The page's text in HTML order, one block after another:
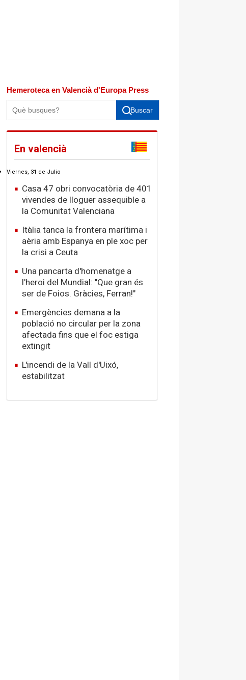
Hemeroteca en Valencià d'Europa Press
Buscar
En valencià
Viernes, 31 de Julio
Casa 47 obri convocatòria de 401
vivendes de lloguer assequible a
la Comunitat Valenciana
Itàlia tanca la frontera marítima i
aèria amb Espanya en ple xoc per
la crisi a Ceuta
Una pancarta d'homenatge a
l'heroi del Mundial: "Que gran és
ser de Foios. Gràcies, Ferran!"
Emergències demana a la
població no circular per la zona
afectada fins que el foc estiga
extingit
L'incendi de la Vall d'Uixó,
estabilitzat